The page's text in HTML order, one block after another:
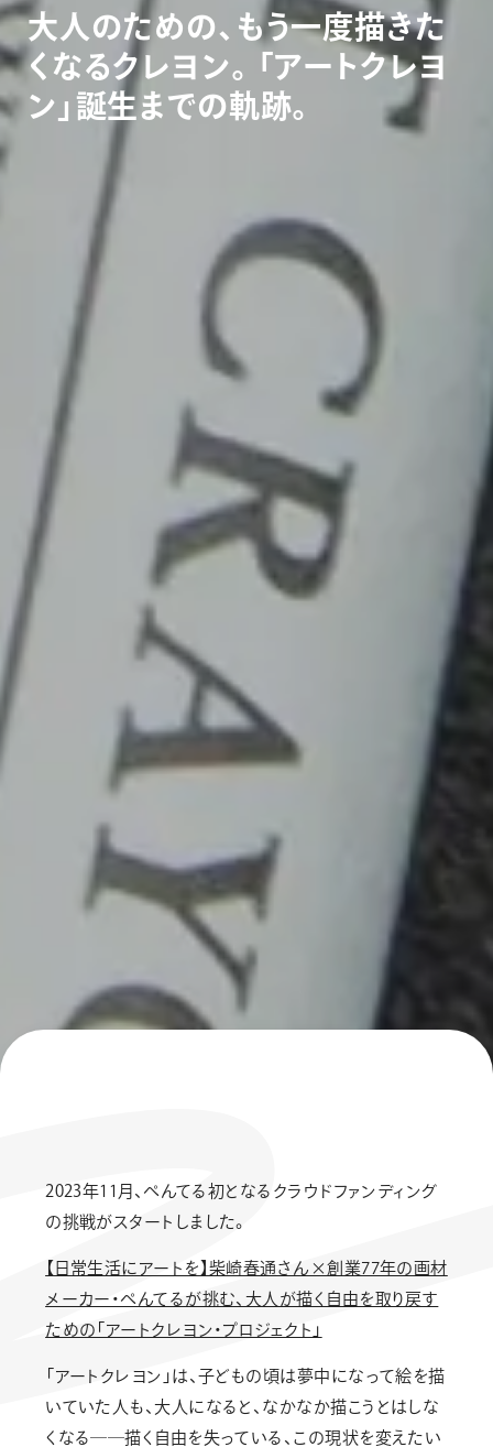
大 人 のための、 もう一度描きた
く なるクレヨ ン。 「 アー トクレヨ
ン 」 誕生 までの軌跡。
2023年11月、ぺんてる初となるクラウドファンディング
の挑戦がスタートしました。
【日常生活にアートを】柴崎春通さん×創業77年の画材
メーカー・ぺんてるが挑む、大人が描く自由を取り戻す
ための「アートクレヨン・プロジェクト」
「アートクレヨン」は、子どもの頃は夢中になって絵を描
いていた人も、大人になると、なかなか描こうとはしな
くなる──描く自由を失っている、この現状を変えたい